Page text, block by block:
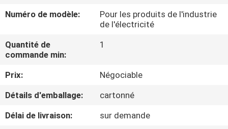
DE
NOUS
VISITE
DE
Numéro de modèle:
Pour les produits de l'industrie
de l'électricité
Quantité de
commande min:
1
Prix:
Négociable
Détails d'emballage:
cartonné
Délai de livraison:
sur demande